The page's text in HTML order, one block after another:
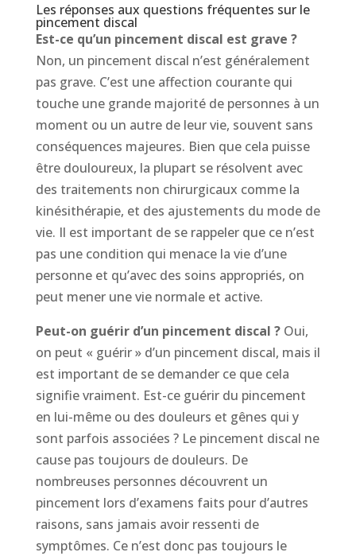
Les réponses aux questions fréquentes sur le
pincement discal
Est-ce qu’un pincement discal est grave ?
Non, un pincement discal n’est généralement
pas grave. C’est une affection courante qui
touche une grande majorité de personnes à un
moment ou un autre de leur vie, souvent sans
conséquences majeures. Bien que cela puisse
être douloureux, la plupart se résolvent avec
des traitements non chirurgicaux comme la
kinésithérapie, et des ajustements du mode de
vie. Il est important de se rappeler que ce n’est
pas une condition qui menace la vie d’une
personne et qu’avec des soins appropriés, on
peut mener une vie normale et active.
Peut-on guérir d’un pincement discal ?Oui,
on peut « guérir » d’un pincement discal, mais il
est important de se demander ce que cela
signifie vraiment. Est-ce guérir du pincement
en lui-même ou des douleurs et gênes qui y
sont parfois associées ? Le pincement discal ne
cause pas toujours de douleurs. De
nombreuses personnes découvrent un
pincement lors d’examens faits pour d’autres
raisons, sans jamais avoir ressenti de
symptômes. Ce n’est donc pas toujours le